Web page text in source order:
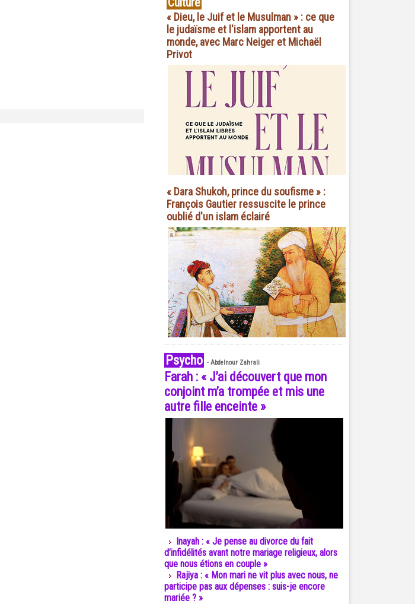
« Dieu, le Juif et le Musulman » : ce que
le judaïsme et l'islam apportent au
monde, avec Marc Neiger et Michaël
Privot
« Dara Shukoh, prince du soufisme » :
François Gautier ressuscite le prince
oublié d'un islam éclairé
Psycho - Abdelnour Zahrali
Farah : « J’ai découvert que mon
conjoint m’a trompée et mis une
autre fille enceinte »
Inayah : « Je pense au divorce du fait
d’infidélités avant notre mariage religieux, alors
que nous étions en couple »
Rajiya : « Mon mari ne vit plus avec nous, ne
participe pas aux dépenses : suis-je encore
mariée ? »